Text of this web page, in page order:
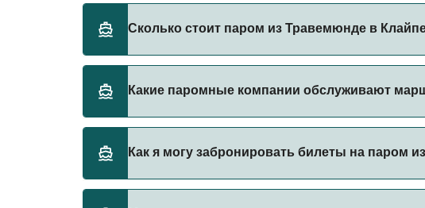
сезона и оператора, поэтому рекомендуется
Сколько стоит паром из Травемюнде в
составляет 484₽. Цена указана без учета сборов за
Какие паромные компании обслуживают
Как я могу забронировать билеты на паром